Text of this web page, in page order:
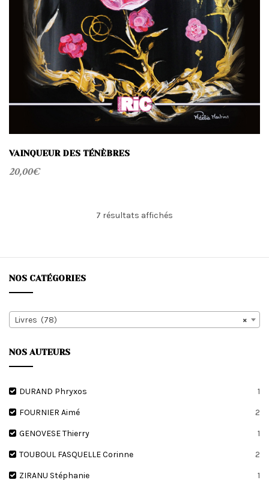
VAINQUEUR DES TÉNÈBRES
20,00€
7 résultats affichés
au
NOS CATÉGORIES
×
Livres (78)
NOS AUTEURS
DURAND Phryxos 1
FOURNIER Aimé 2
GENOVESE Thierry 1
TOUBOUL FASQUELLE Corinne 2
ZIRANU Stéphanie 1